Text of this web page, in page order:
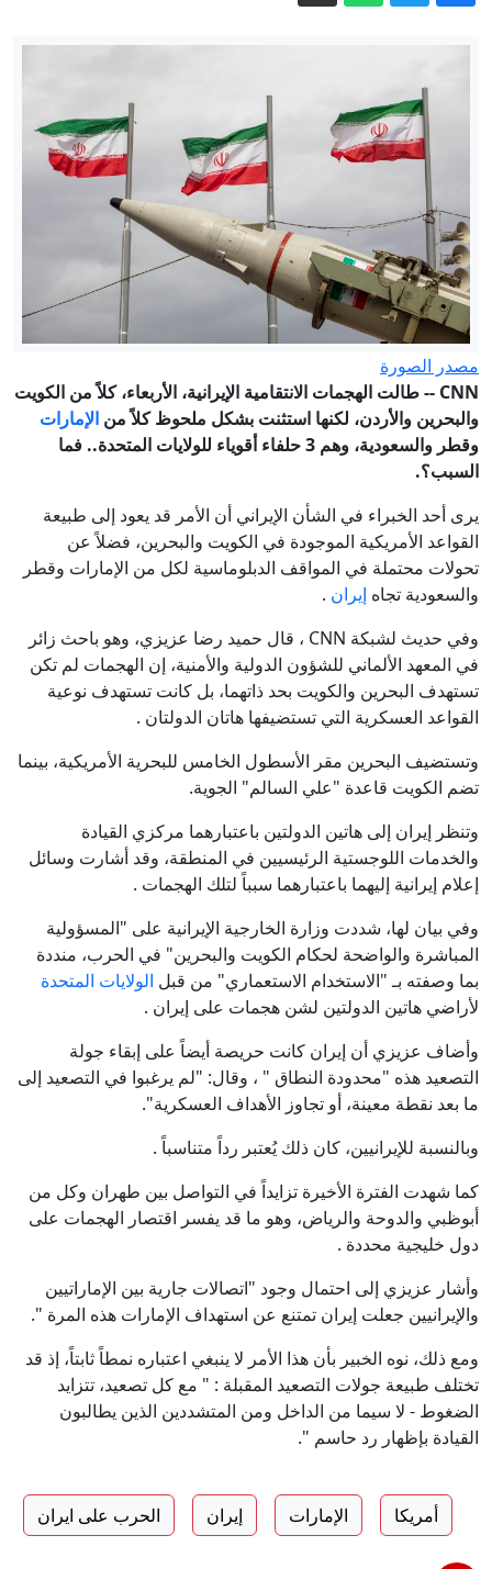
"روساتوم" تبدأ في إعادة موظفيها إلى
محطة "بوشهر" النووية في إيران
وسط موجة الحر.. أهالي كاليفورنيا
يتوجهون إلى الأنهار رغم مخاطر المياه
كيف تحولت الخرائط الانتخابية الجديدة
بأمريكا لوقود يحرك الناخبين السود؟
موجة حر شديدة تصل لـ45° بهذه الولايات
مصدر الصورة
CNN --
طالت الهجمات الانتقامية الإيرانية، الأربعاء، كلاً من الكويت
والبحرين والأردن، لكنها استثنت بشكل ملحوظ كلاً من الإمارات
وقطر والسعودية، وهم 3 حلفاء أقوياء للولايات المتحدة.. فما
السبب؟.
يرى أحد الخبراء في الشأن الإيراني أن الأمر قد يعود إلى طبيعة
القواعد الأمريكية الموجودة في الكويت والبحرين، فضلاً عن
تحولات محتملة في المواقف الدبلوماسية لكل من الإمارات وقطر
والسعودية تجاه إيران .
وفي حديث لشبكة CNN ، قال حميد رضا عزيزي، وهو باحث زائر
في المعهد الألماني للشؤون الدولية والأمنية، إن الهجمات لم تكن
تستهدف البحرين والكويت بحد ذاتهما، بل كانت تستهدف نوعية
القواعد العسكرية التي تستضيفها هاتان الدولتان .
وتستضيف البحرين مقر الأسطول الخامس للبحرية الأمريكية، بينما
تضم الكويت قاعدة "علي السالم" الجوية.
وتنظر إيران إلى هاتين الدولتين باعتبارهما مركزي القيادة
والخدمات اللوجستية الرئيسيين في المنطقة، وقد أشارت وسائل
إعلام إيرانية إليهما باعتبارهما سبباً لتلك الهجمات .
وفي بيان لها، شددت وزارة الخارجية الإيرانية على "المسؤولية
المباشرة والواضحة لحكام الكويت والبحرين" في الحرب، منددة
بما وصفته بـ "الاستخدام الاستعماري" من قبل الولايات المتحدة
لأراضي هاتين الدولتين لشن هجمات على إيران .
وأضاف عزيزي أن إيران كانت حريصة أيضاً على إبقاء جولة
التصعيد هذه "محدودة النطاق " ، وقال: "لم يرغبوا في التصعيد إلى
ما بعد نقطة معينة، أو تجاوز الأهداف العسكرية".
وبالنسبة للإيرانيين، كان ذلك يُعتبر رداً متناسباً .
كما شهدت الفترة الأخيرة تزايداً في التواصل بين طهران وكل من
أبوظبي والدوحة والرياض، وهو ما قد يفسر اقتصار الهجمات على
دول خليجية محددة .
وأشار عزيزي إلى احتمال وجود "اتصالات جارية بين الإماراتيين
والإيرانيين جعلت إيران تمتنع عن استهداف الإمارات هذه المرة ".
ومع ذلك، نوه الخبير بأن هذا الأمر لا ينبغي اعتباره نمطاً ثابتاً، إذ قد
تختلف طبيعة جولات التصعيد المقبلة : " مع كل تصعيد، تتزايد
الضغوط - لا سيما من الداخل ومن المتشددين الذين يطالبون
القيادة بإظهار رد حاسم ".
أمريكا الإمارات إيران الحرب على ايران